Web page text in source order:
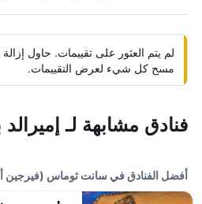
لم يتم العثور على تقييمات. حاول
مسح كل شيء لعرض التقييمات.
فنادق مشابهة لـ
أفضل الفنادق في سانت ثوماس (فيرجين